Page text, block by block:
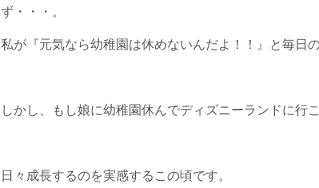
ず・・・。
私が『元気なら幼稚園は休めないんだよ！！』と毎日
しかし、もし娘に幼稚園休んでディズニーランドに行
日々成長するのを実感するこの頃です。